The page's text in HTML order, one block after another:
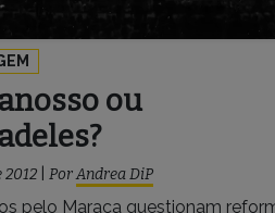
ou
2012 PorAndrea DiP
pelo Maraca questionam